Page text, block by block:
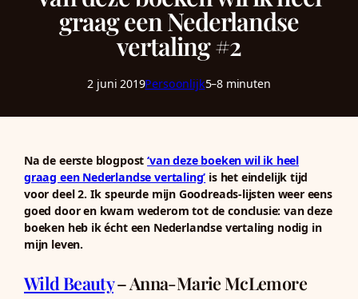
graag een Nederlandse
vertaling #2
2 juni 2019Persoonlijk5–8 minuten
Na de eerste blogpost‘van deze boeken wil ik heel
graag een Nederlandse vertaling’ is het eindelijk tijd
voor deel 2. Ik speurde mijn Goodreads-lijsten weer eens
goed door en kwam wederom tot de conclusie: van deze
boeken heb ik écht een Nederlandse vertaling nodig in
mijn leven.
Wild Beauty– Anna-Marie McLemore